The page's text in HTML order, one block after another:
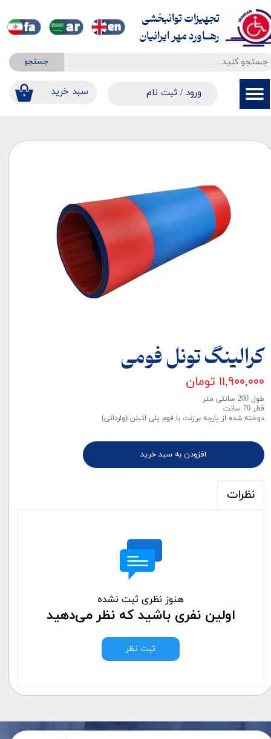
جستجو
۰ ​​سبد خرید ورود / ثبت نام
حساب کاربری من
سفارشات
خروج از حساب کاربری
تجهیزات توانبخشی
​​​​​​​رهــاورد مهر ایرانیان
کرالینگ تونل فومی
۱۱,۹۰۰,۰۰۰ تومان
طول 200 سانتی متر
قطر 70 سانت
دوخته شده از پارچه برزنت با فوم پلی اتیلن (وارداتی)
افزودن به سبد خرید
نظرات
هنوز نظری ثبت نشده
اولین نفری باشید که نظر می‌دهید
ثبت نظر